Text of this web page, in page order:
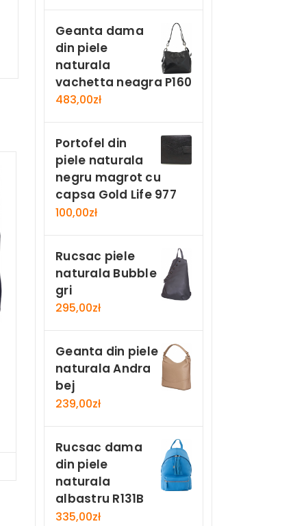
Geanta dama
din piele
naturala
vachetta neagra P160
483,00zł
Portofel din
piele naturala
negru magrot cu
capsa Gold Life 977
100,00zł
Rucsac piele
naturala Bubble
gri
295,00zł
Geanta din piele
naturala Andra
bej
239,00zł
Rucsac dama
din piele
naturala
albastru R131B
335,00zł